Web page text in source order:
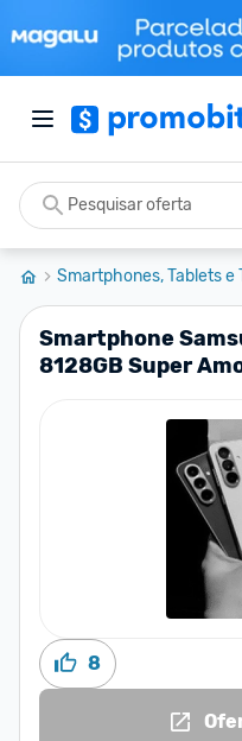
Smartphones, Tablets e
Smartphone
8128GB Super
8